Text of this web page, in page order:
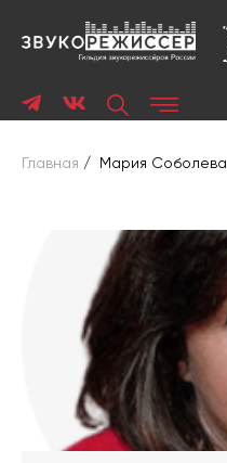
Главная / Мария Соболева